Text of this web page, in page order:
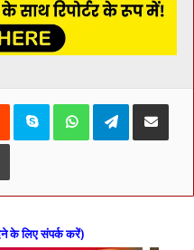
Reddit Skype WhatsAppTelegramShare via
Print
देने के लिए संपर्क करें)